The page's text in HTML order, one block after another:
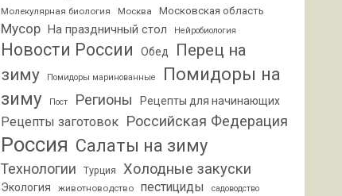
Молекулярная биология Москва Московская область
Мусор На праздничный стол Нейробиология
Новости России Обед
Перец на
зиму
Помидоры маринованные
Помидоры на
зиму
Пост Регионы Рецепты для начинающих
Рецепты заготовок Российская Федерация
Россия Салаты на зиму
Технологии Турция Холодные закуски
Экология животноводство пестициды садоводство